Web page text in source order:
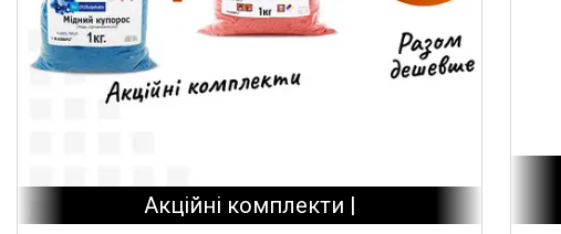
Акційні комплекти |